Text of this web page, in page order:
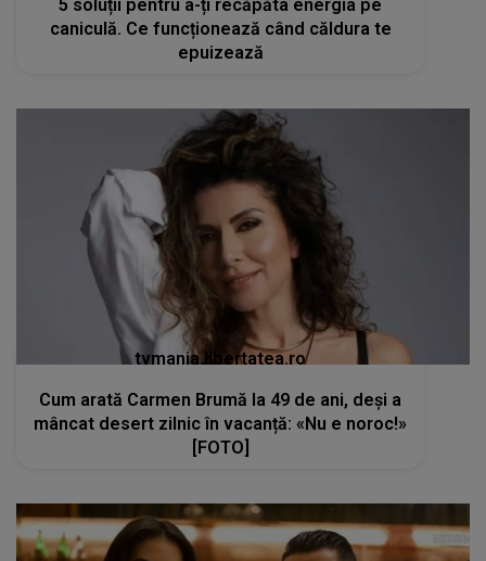
5 soluții pentru a-ți recăpăta energia pe
caniculă. Ce funcționează când căldura te
epuizează
tvmania.libertatea.ro
Cum arată Carmen Brumă la 49 de ani, deși a
mâncat desert zilnic în vacanță: «Nu e noroc!»
[FOTO]